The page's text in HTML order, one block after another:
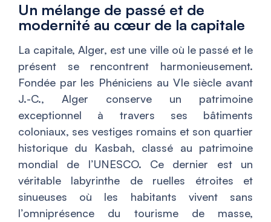
Un mélange de passé et de
modernité au cœur de la capitale
La capitale, Alger, est une ville où le passé et le
présent se rencontrent harmonieusement.
Fondée par les Phéniciens au VIe siècle avant
J.-C., Alger conserve un patrimoine
exceptionnel à travers ses bâtiments
coloniaux, ses vestiges romains et son quartier
historique du Kasbah, classé au patrimoine
mondial de l’UNESCO. Ce dernier est un
véritable labyrinthe de ruelles étroites et
sinueuses où les habitants vivent sans
l’omniprésence du tourisme de masse,